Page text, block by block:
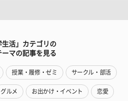
生活」カテゴリの
ーマの記事を見る
授業・履修・ゼミ サークル・部活
グルメ お出かけ・イベント 恋愛